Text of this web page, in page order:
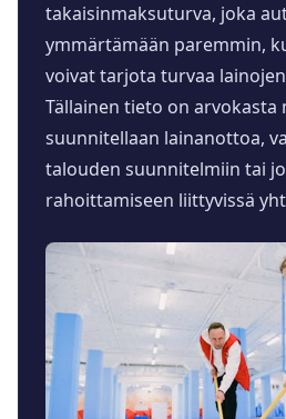
takaisinmaksuturva, joka
ymmärtämään paremmin,
voivat tarjota turvaa
Tällainen tieto on arvokasta
suunnitellaan lainanottoa,
talouden suunnitelmiin tai
rahoittamiseen liittyvissä